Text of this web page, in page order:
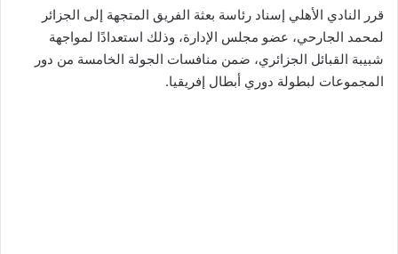
قرر النادي الأهلي إسناد رئاسة بعثة الفريق المتجهة إلى الجزائر
لمحمد الجارحي، عضو مجلس الإدارة، وذلك استعدادًا لمواجهة
شبيبة القبائل الجزائري، ضمن منافسات الجولة الخامسة من دور
المجموعات لبطولة دوري أبطال إفريقيا.